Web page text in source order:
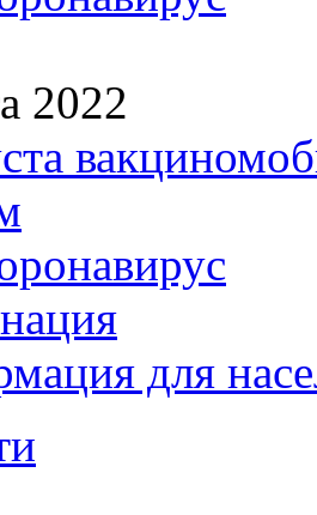
2022
для